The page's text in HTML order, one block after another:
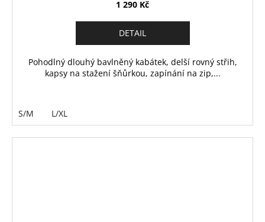
1 290 Kč
DETAIL
Pohodlný dlouhý bavlněný kabátek, delší rovný střih,
kapsy na stažení šňůrkou, zapínání na zip,...
S/M L/XL